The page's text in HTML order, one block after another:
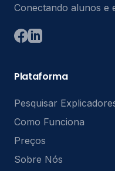
Conectando alunos e
Plataforma
Pesquisar
Como Funciona
Preços
Sobre Nós